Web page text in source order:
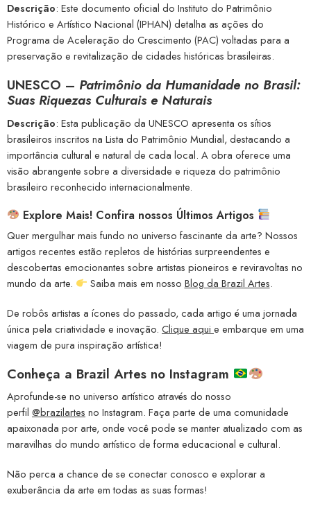
Descrição: Este documento oficial do Instituto do Patrimônio
Histórico e Artístico Nacional (IPHAN) detalha as ações do
Programa de Aceleração do Crescimento (PAC) voltadas para a
preservação e revitalização de cidades históricas brasileiras.
UNESCO – Patrimônio da Humanidade no Brasil:
Suas Riquezas Culturais e Naturais
Descrição: Esta publicação da UNESCO apresenta os sítios
brasileiros inscritos na Lista do Patrimônio Mundial, destacando a
importância cultural e natural de cada local. A obra oferece uma
visão abrangente sobre a diversidade e riqueza do patrimônio
brasileiro reconhecido internacionalmente.
Explore Mais! Confira nossos Últimos Artigos
Quer mergulhar mais fundo no universo fascinante da arte? Nossos
artigos recentes estão repletos de histórias surpreendentes e
descobertas emocionantes sobre artistas pioneiros e reviravoltas no
mundo da arte.
Saiba mais em nosso Blog da Brazil Artes.
De robôs artistas a ícones do passado, cada artigo é uma jornada
única pela criatividade e inovação. Clique aqui e embarque em uma
viagem de pura inspiração artística!
Conheça a Brazil Artes no Instagram
Aprofunde-se no universo artístico através do nosso
perfil @brazilartes no Instagram. Faça parte de uma comunidade
apaixonada por arte, onde você pode se manter atualizado com as
maravilhas do mundo artístico de forma educacional e cultural.
Não perca a chance de se conectar conosco e explorar a
exuberância da arte em todas as suas formas!